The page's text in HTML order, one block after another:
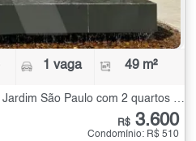
1 vaga 49 m²
Apartamento para Alugar no Jardim São Paulo com 2 quartos - 49 m²
R$ 3.600
Condomínio: R$ 510